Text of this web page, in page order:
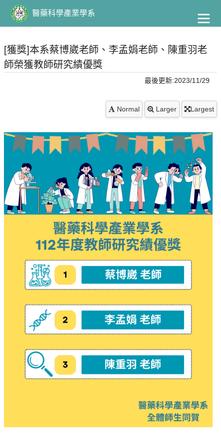
主
要
容
醫藥科學產業學系
[獲獎]本系蔡博崴老師、李孟娟老師、陳重羽老
師榮獲教師研究績優獎
最後更新:2023/11/29
Normal Larger Largest